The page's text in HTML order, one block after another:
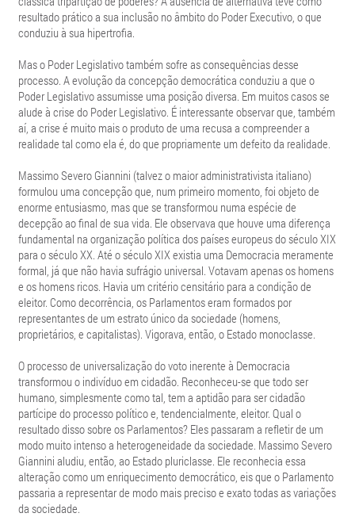
resultado prático a sua inclusão no âmbito do Poder Executivo, o que
conduziu à sua hipertrofia.
Mas o Poder Legislativo também sofre as consequências desse
processo. A evolução da concepção democrática conduziu a que o
Poder Legislativo assumisse uma posição diversa. Em muitos casos se
alude à crise do Poder Legislativo. É interessante observar que, também
aí, a crise é muito mais o produto de uma recusa a compreender a
realidade tal como ela é, do que propriamente um defeito da realidade.
Massimo Severo Giannini (talvez o maior administrativista italiano)
formulou uma concepção que, num primeiro momento, foi objeto de
enorme entusiasmo, mas que se transformou numa espécie de
decepção ao final de sua vida. Ele observava que houve uma diferença
fundamental na organização política dos países europeus do século XIX
para o século XX. Até o século XIX existia uma Democracia meramente
formal, já que não havia sufrágio universal. Votavam apenas os homens
e os homens ricos. Havia um critério censitário para a condição de
eleitor. Como decorrência, os Parlamentos eram formados por
representantes de um estrato único da sociedade (homens,
proprietários, e capitalistas). Vigorava, então, o Estado monoclasse.
O processo de universalização do voto inerente à Democracia
transformou o indivíduo em cidadão. Reconheceu-se que todo ser
humano, simplesmente como tal, tem a aptidão para ser cidadão
partícipe do processo político e, tendencialmente, eleitor. Qual o
resultado disso sobre os Parlamentos? Eles passaram a refletir de um
modo muito intenso a heterogeneidade da sociedade. Massimo Severo
Giannini aludiu, então, ao Estado pluriclasse. Ele reconhecia essa
alteração como um enriquecimento democrático, eis que o Parlamento
passaria a representar de modo mais preciso e exato todas as variações
da sociedade.